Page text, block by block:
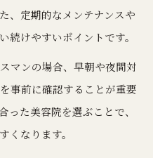
、定期的なメンテナンスや
続けやすいポイントです。
マンの場合、早朝や夜間対
事前に確認することが重要
った美容院を選ぶことで、
くなります。